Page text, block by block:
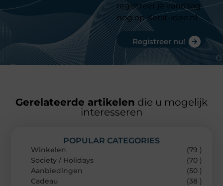
registreer je vandaag
nog op Kerst-idee.nl
Registreer nu!
Gerelateerde artikelen die u mogelijk
interesseren
POPULAR CATEGORIES
Winkelen
(79 )
Society / Holidays
(70 )
Aanbiedingen
(50 )
Cadeau
(38 )